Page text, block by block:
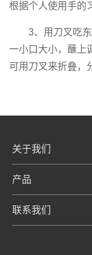
根据个人使用手的
3、用刀叉吃东
一小口大小，蘸上
可用刀叉来折叠，
关于我们
产品
联系我们